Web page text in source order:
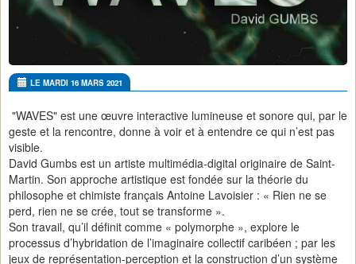
LE MARDI 16 MARS 2021
"WAVES" est une œuvre interactive lumineuse et sonore qui, par le
geste et la rencontre, donne à voir et à entendre ce qui n’est pas
visible.
David Gumbs est un artiste multimédia-digital originaire de Saint-
Martin. Son approche artistique est fondée sur la théorie du
philosophe et chimiste français Antoine Lavoisier : « Rien ne se
perd, rien ne se crée, tout se transforme ».
Son travail, qu’il définit comme « polymorphe », explore le
processus d’hybridation de l’imaginaire collectif caribéen ; par les
jeux de représentation-perception et la construction d’un système